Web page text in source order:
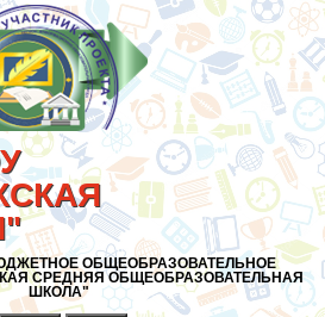
ОБЩЕОБРАЗОВАТЕЛЬНОЕ
СРЕДНЯЯ ОБЩЕОБРАЗОВАТЕЛЬНАЯ
ШКОЛА"